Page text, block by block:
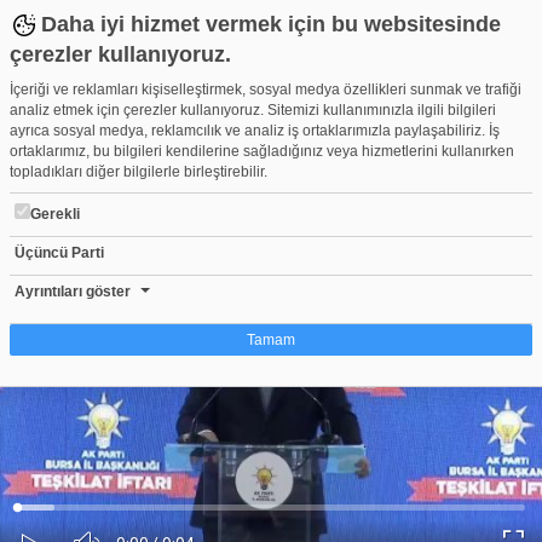
Daha iyi hizmet vermek için bu websitesinde
çerezler kullanıyoruz.
İçeriği ve reklamları kişiselleştirmek, sosyal medya özellikleri sunmak ve trafiği
analiz etmek için çerezler kullanıyoruz. Sitemizi kullanımınızla ilgili bilgileri
ayrıca sosyal medya, reklamcılık ve analiz iş ortaklarımızla paylaşabiliriz. İş
ortaklarımız, bu bilgileri kendilerine sağladığınız veya hizmetlerini kullanırken
topladıkları diğer bilgilerle birleştirebilir.
Gerekli
Üçüncü Parti
Ayrıntıları göster
Tamam
Çerez nedir?
Çerezler, web-sitelerinin, kullanıcıların deneyimlerini daha verimli hale getirmek
amacıyla kullandığı küçük metin dosyalarıdır. Yasalara göre, bu sitenin
işletilmesi için kesinlikle gerekli olan çerezleri cihazınıza yerleştirebiliyoruz.
Diğer çerez türleri için sizden izin almamız gerekiyor. Bu site farklı çerez türleri
kullanmaktadır. Bazı çerezler, sayfalarımızda yer alan üçüncü şahıs hizmetleri
tarafından yerleştirilir. İzniniz şu alanlar için geçerlidir: web.tv
Ses
Yüklendi:
Yükleniyor:
AK Parti Bursa teşkilatları iftarda buluştu